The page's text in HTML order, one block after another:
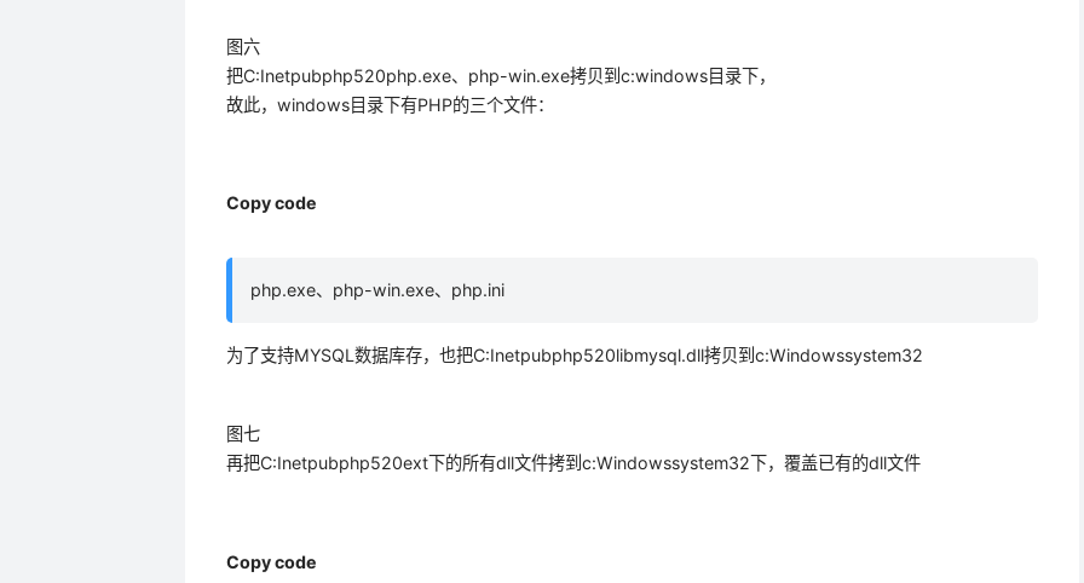
图六
把C:Inetpubphp520php.exe、php-win.exe拷贝到c:windows目录下，
故此，windows目录下有PHP的三个文件：
Copy code
php.exe、php-win.exe、php.ini
为了支持MYSQL数据库存，也把C:Inetpubphp520libmysql.dll拷贝到c:Windowssystem32
图七
再把C:Inetpubphp520ext下的所有dll文件拷到c:Windowssystem32下，覆盖已有的dll文件
Copy code